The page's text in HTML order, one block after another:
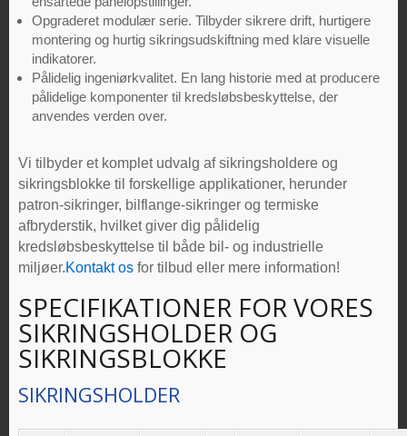
Opgraderet modulær serie. Tilbyder sikrere drift, hurtigere
montering og hurtig sikringsudskiftning med klare visuelle
indikatorer.
Pålidelig ingeniørkvalitet. En lang historie med at producere
pålidelige komponenter til kredsløbsbeskyttelse, der
anvendes verden over.
Vi tilbyder et komplet udvalg af sikringsholdere og
sikringsblokke til forskellige applikationer, herunder
patron-sikringer, bilflange-sikringer og termiske
afbryderstik, hvilket giver dig pålidelig
kredsløbsbeskyttelse til både bil- og industrielle
miljøer.Kontakt os for tilbud eller mere information!
SPECIFIKATIONER FOR VORES
SIKRINGSHOLDER OG
SIKRINGSBLOKKE
SIKRINGSHOLDER